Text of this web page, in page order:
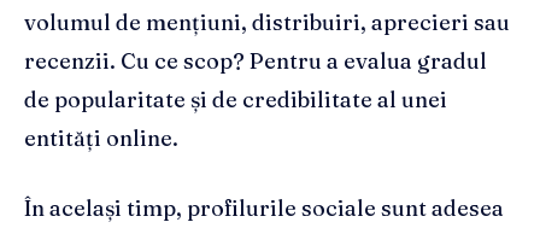
volumul de mențiuni, distribuiri, aprecieri sau
recenzii. Cu ce scop? Pentru a evalua gradul
de popularitate și de credibilitate al unei
entități online.
În același timp, profilurile sociale sunt adesea